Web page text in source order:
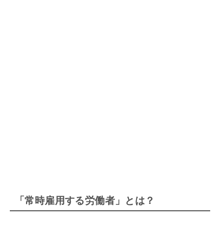
「常時雇用する労働者」とは？